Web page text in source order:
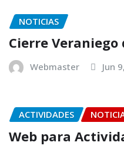
NOTICIAS
Cierre Veraniego
Webmaster Jun
ACTIVIDADES
Web para